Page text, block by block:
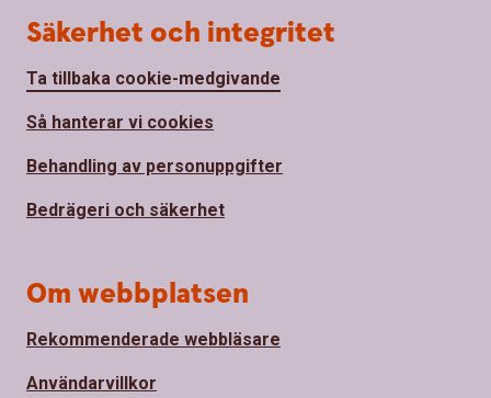
Säkerhet och integritet
Ta tillbaka cookie-medgivande
Så hanterar vi cookies
Behandling av personuppgifter
Bedrägeri och säkerhet
Om webbplatsen
Rekommenderade webbläsare
Användarvillkor